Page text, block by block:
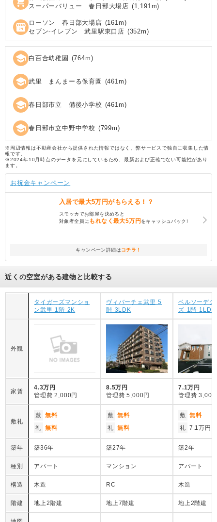
スーパーバリュー 春日部大場店 (1,191m)
local_convenience_store ローソン 春日部大場店 (161m)
セブン‐イレブン 武里駅東口店 (352m)
school 白百合幼稚園 (764m)
school 武里 まんまーる保育園 (461m)
school 春日部市立 備後小学校 (461m)
school 春日部市立中野中学校 (799m)
※周辺情報は不動産会社から提供された情報ではなく、弊サービスで独自に収集した情
報です。
※2024年10月時点のデータを元にしているため、最新および正確でない可能性があり
ます。
お祝金キャンペーン
入居で最大5万円がもらえる！？
スモッカでお部屋を決めると
対象者全員に もれなく最大5万円 をキャッシュバック!
キャンペーン詳細はコチラ！
近くの空室がある建物と比較する
タイガーズマンショ
ン武里 1階 2K
ヴィバーチェ武里 5
階 3LDK
ベルソーデシ
ズ 1階 1LDK
外観
家賃
4.3万円
管理費 2,000円
8.5万円
管理費 5,000円
7.1万円
管理費 3,000
敷礼
敷 無料
礼 無料
敷 無料
礼 無料
敷 無料
礼 7.1万円
築年 築36年 築27年 築2年
種別 アパート マンション アパート
構造 木造 RC 木造
階建 地上2階建 地上7階建 地上2階建